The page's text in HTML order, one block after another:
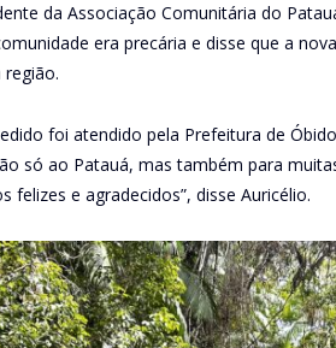
da Associação Comunitária do
era precária e disse que a
foi atendido pela Prefeitura de
só ao Patauá, mas também para
felizes e agradecidos”, disse Auricélio.